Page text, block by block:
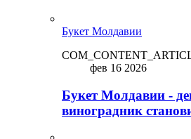
Букет Молдавии
фев 16 2026
Букет Молдавии -
виноградник